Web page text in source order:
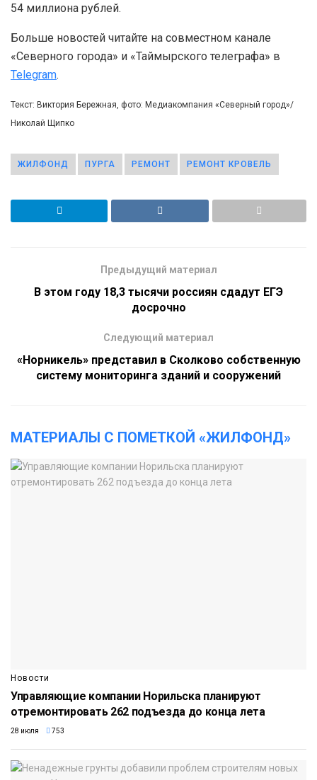
54 миллиона рублей.
Больше новостей читайте на совместном канале
«Северного города» и «Таймырского телеграфа» в
Telegram.
Текст: Виктория Бережная, фото: Медиакомпания «Северный город»/
Николай Щипко
ЖИЛФОНД ПУРГА РЕМОНТ РЕМОНТ КРОВЕЛЬ
Предыдущий материал
В этом году 18,3 тысячи россиян сдадут ЕГЭ
досрочно
Следующий материал
«Норникель» представил в Сколково собственную
систему мониторинга зданий и сооружений
МАТЕРИАЛЫ С ПОМЕТКОЙ «ЖИЛФОНД»
Новости
Управляющие компании Норильска планируют
отремонтировать 262 подъезда до конца лета
28 июля 753